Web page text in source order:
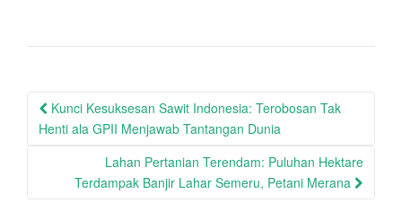
Post
navigation
Kunci Kesuksesan Sawit Indonesia: Terobosan Tak
Henti ala GPII Menjawab Tantangan Dunia
Lahan Pertanian Terendam: Puluhan Hektare
Terdampak Banjir Lahar Semeru, Petani Merana